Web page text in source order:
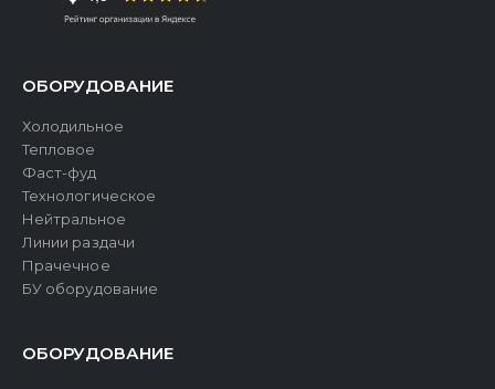
ОБОРУДОВАНИЕ
Холодильное
Тепловое
Фаст-фуд
Технологическое
Нейтральное
Линии раздачи
Прачечное
БУ оборудование
ОБОРУДОВАНИЕ